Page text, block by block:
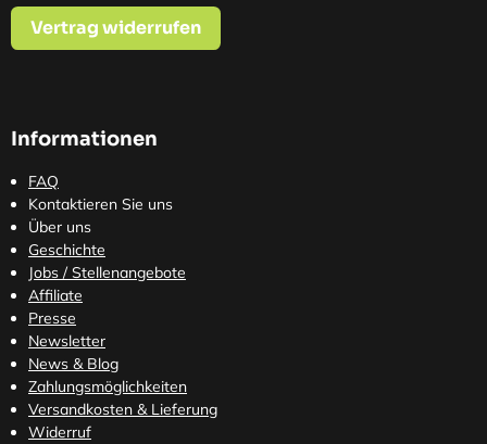
Vertrag widerrufen
Informationen
FAQ
Kontaktieren Sie uns
Über uns
Geschichte
Jobs / Stellenangebote
Affiliate
Presse
Newsletter
News & Blog
Zahlungsmöglichkeiten
Versandkosten & Lieferung
Widerruf